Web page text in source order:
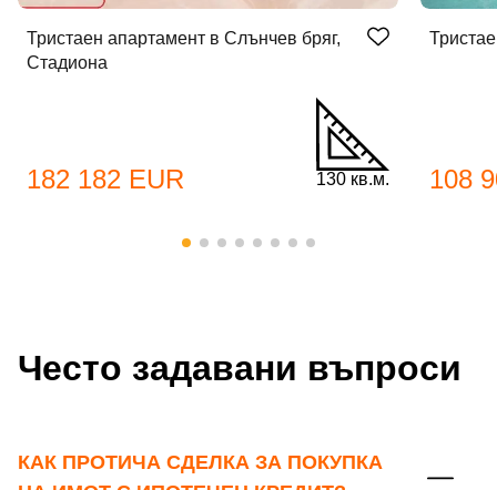
Тристаен апартамент в Слънчев бряг,
Стадиона
182 182 EUR 130 кв.м. 108
Често задавани въпроси
КАК ПРОТИЧА СДЕЛКА ЗА ПОКУПКА